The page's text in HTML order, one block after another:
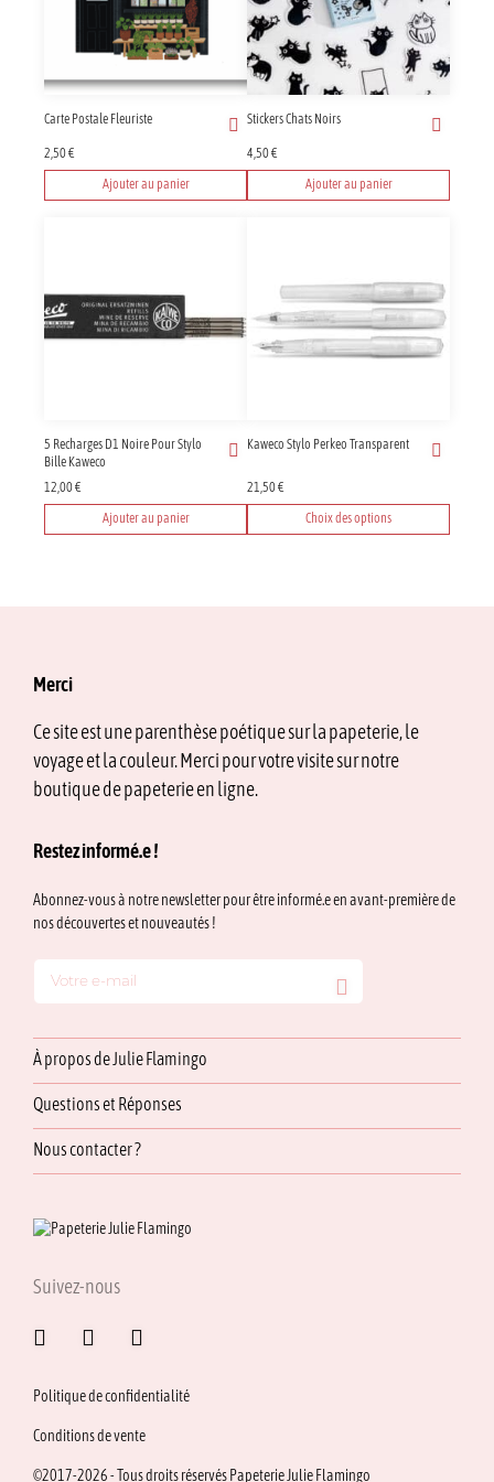
Carte Postale Fleuriste
2,50€
Ajouter au panier
Stickers Chats Noirs
4,50€
Ajouter au panier
5 Recharges D1 Noire Pour Stylo
Bille Kaweco
12,00€
Ajouter au panier
Kaweco Stylo Perkeo Transparent
21,50€
Choix des options
choisies
sur
la
Merci
Ce site est une parenthèse poétique sur la papeterie, le
voyage et la couleur. Merci pour votre visite sur notre
boutique de papeterie en ligne.
Restez informé.e !
Abonnez-vous à notre newsletter pour être informé.e en avant-première de
nos découvertes et nouveautés !
À propos de Julie Flamingo
Questions et Réponses
Nous contacter ?
Suivez-nous
Politique de confidentialité
Conditions de vente
©2017-2026 - Tous droits réservés Papeterie Julie Flamingo